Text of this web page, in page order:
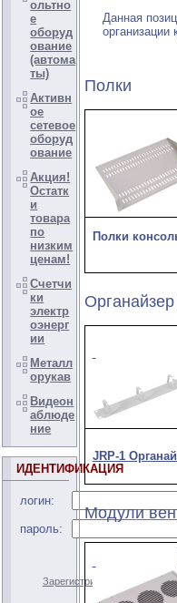
ольтно
е
оборуд
ование
(автома
ты)
Активн
ое
сетевое
оборуд
ование
Акция!
Остатк
и
товара
по
низким
ценам!
Счетчи
ки
электр
оэнерг
ии
Металл
орукав
Видеон
аблюде
ние
ИДЕНТИФИКАЦИЯ
логин:
пароль:
Зарегистрироваться
Данная
организации
Полки
Полки
JRP-1
Модули